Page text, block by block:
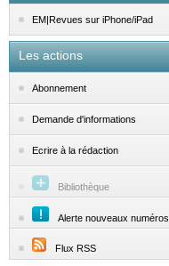
EM|Revues sur iPhone/iPad
Les actions
Abonnement
Demande d'informations
Ecrire à la rédaction
Bibliothèque
Alerte nouveaux numéros
Flux RSS